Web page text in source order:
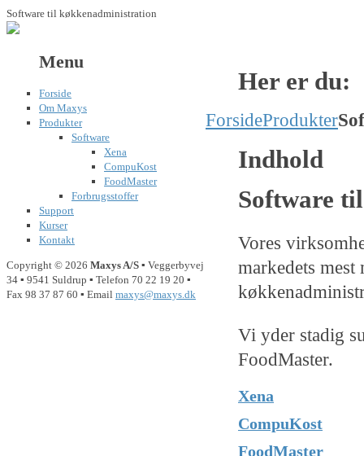
Software til køkkenadministration
Her er du:
ForsideProdukter
Indhold
Software
Vores
markedets
Vi yder stadig
FoodMaster.
Xena
CompuKost
FoodMaster
Menu
Forside
Om Maxys
Produkter
Software
Xena
CompuKost
FoodMaster
Forbrugsstoffer
Support
Kurser
Kontakt
Copyright © 2026 Maxys A/S ▪ Veggerbyvej
34 ▪ 9541 Suldrup ▪ Telefon 70 22 19 20 ▪
Fax 98 37 87 60 ▪ Email maxys@maxys.dk